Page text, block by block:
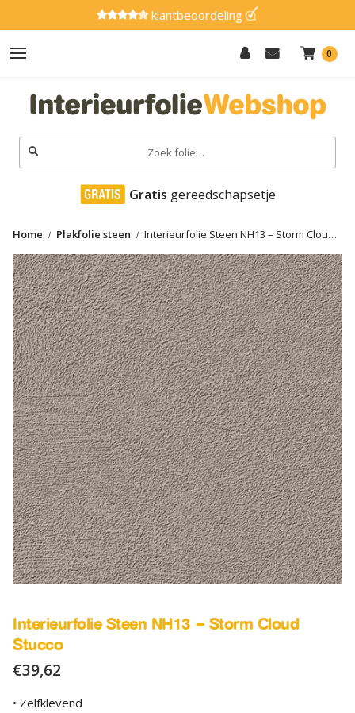
klantbeoordeling
0
Zoeken
naar:
Hout
Effen
Marmer
Glitter
Natuursteen
Textiel
Gereedschap
SALE
Advies
Gratis gereedschapsetje
Home Plakfolie steen
Interieurfolie Steen NH13 – Storm Cloud
Stucco
Interieurfolie Steen NH13 – Storm Cloud
Stucco
€39,62
• Zelfklevend